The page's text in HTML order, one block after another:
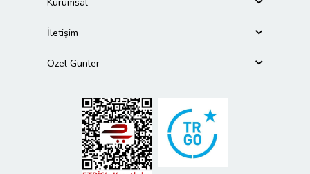
İletişim
Özel Günler